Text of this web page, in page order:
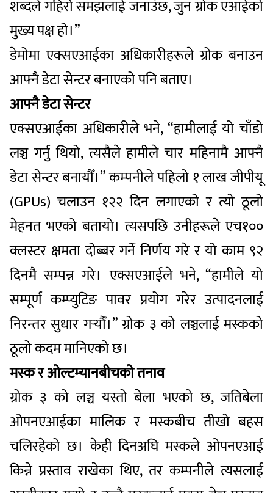
शब्दले गहिरो समझलाई जनाउँछ, जुन ग्रोक एआईको
मुख्य पक्ष हो।”
डेमोमा एक्सएआईका अधिकारीहरूले ग्रोक बनाउन
आफ्नै डेटा सेन्टर बनाएको पनि बताए।
आफ्नै डेटा सेन्टर
एक्सएआईका अधिकारीले भने, “हामीलाई यो चाँडो
लञ्च गर्नु थियो, त्यसैले हामीले चार महिनामै आफ्नै
डेटा सेन्टर बनायौँ।” कम्पनीले पहिलो १ लाख जीपीयू
(GPUs) चलाउन १२२ दिन लगाएको र त्यो ठूलो
मेहनत भएको बतायो। त्यसपछि उनीहरूले एच१००
क्लस्टर क्षमता दोब्बर गर्ने निर्णय गरे र यो काम ९२
दिनमै सम्पन्न गरे। एक्सएआईले भने, “हामीले यो
सम्पूर्ण कम्प्युटिङ पावर प्रयोग गरेर उत्पादनलाई
निरन्तर सुधार गर्‍यौँ।” ग्रोक ३ को लञ्चलाई मस्कको
ठूलो कदम मानिएको छ।
मस्क र ओल्टम्यानबीचको तनाव
ग्रोक ३ को लञ्च यस्तो बेला भएको छ, जतिबेला
ओपनएआईका मालिक र मस्कबीच तीखो बहस
चलिरहेको छ। केही दिनअघि मस्कले ओपनएआई
किन्ने प्रस्ताव राखेका थिए, तर कम्पनीले त्यसलाई